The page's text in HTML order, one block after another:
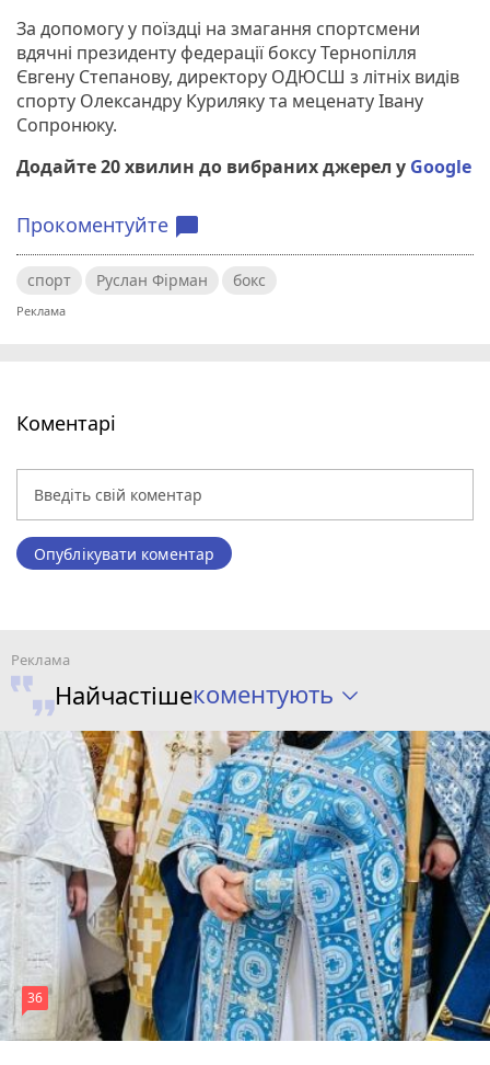
За допомогу у поїздці на змагання спортсмени
вдячні президенту федерації боксу Тернопілля
Євгену Степанову, директору ОДЮСШ з літніх видів
спорту Олександру Куриляку та меценату Івану
Сопронюку.
Додайте 20 хвилин до вибраних джерел у Google
Прокоментуйте chat_bubble
спорт Руслан Фірман бокс
Коментарі
Опублікувати коментар
Найчастішекоментують
36